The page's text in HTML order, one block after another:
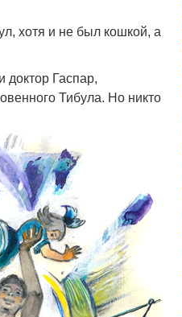
хотя и не был кошкой, а
доктор Гаспар,
Тибула. Но никто